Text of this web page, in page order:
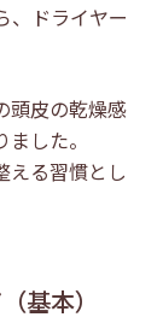
、ドライヤー
頭皮の乾燥感
した。
える習慣とし
基本）